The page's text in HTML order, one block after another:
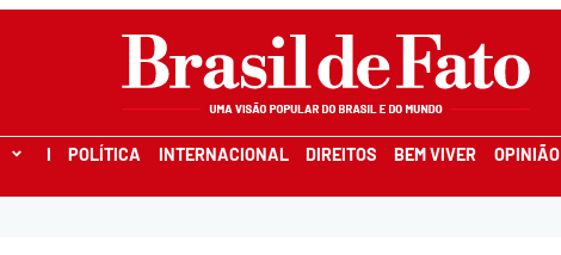
I POLÍTICA INTERNACIONAL DIREITOS BEM VIVER OPINIÃO